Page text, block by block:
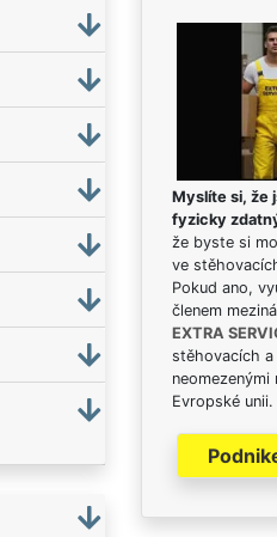
Myslíte si, že
fyzicky
že byste si
ve
Pokud ano,
členem
EXTRA
stěhovacích
Evropské unii.